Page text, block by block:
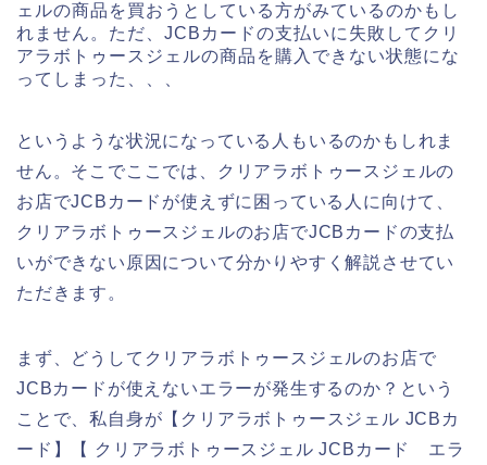
ェルの商品を買おうとしている方がみているのかもし
れません。ただ、JCBカードの支払いに失敗してクリ
アラボトゥースジェルの商品を購入できない状態にな
ってしまった、、、
というような状況になっている人もいるのかもしれま
せん。そこでここでは、クリアラボトゥースジェルの
お店でJCBカードが使えずに困っている人に向けて、
クリアラボトゥースジェルのお店でJCBカードの支払
いができない原因について分かりやすく解説させてい
ただきます。
まず、どうしてクリアラボトゥースジェルのお店で
JCBカードが使えないエラーが発生するのか？という
ことで、私自身が【クリアラボトゥースジェル JCBカ
ード】【 クリアラボトゥースジェル JCBカード エラ